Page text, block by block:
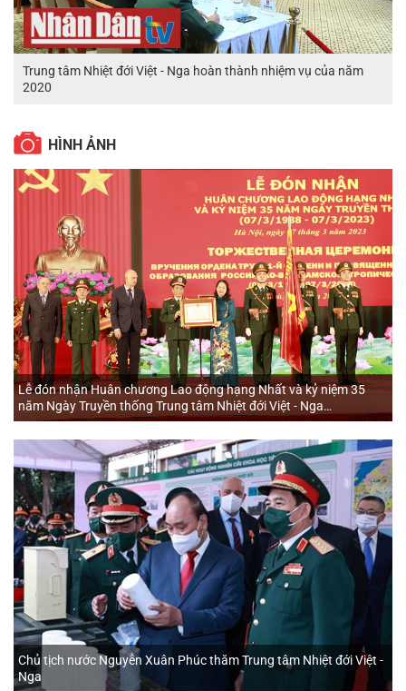
Trung tâm Nhiệt đới Việt - Nga hoàn thành nhiệm vụ của năm
2020
HÌNH ẢNH
Lễ đón nhận Huân chương Lao động hạng Nhất và kỷ niệm 35
năm Ngày Truyền thống Trung tâm Nhiệt đới Việt - Nga
(07/3/1988 - 07/3/2023)
Chủ tịch nước Nguyễn Xuân Phúc thăm Trung tâm Nhiệt đới Việt -
Nga